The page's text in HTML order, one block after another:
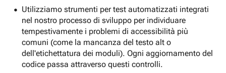
Utilizziamo strumenti per test automatizzati integrati
nel nostro processo di sviluppo per individuare
tempestivamente i problemi di accessibilità più
comuni (come la mancanza del testo alt o
dell'etichettatura dei moduli). Ogni aggiornamento del
codice passa attraverso questi controlli.